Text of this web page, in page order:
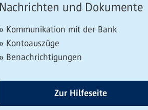
Nachrichten und Dokumente
» Kommunikation mit der Bank
» Kontoauszüge
» Benachrichtigungen
Zur Hilfeseite